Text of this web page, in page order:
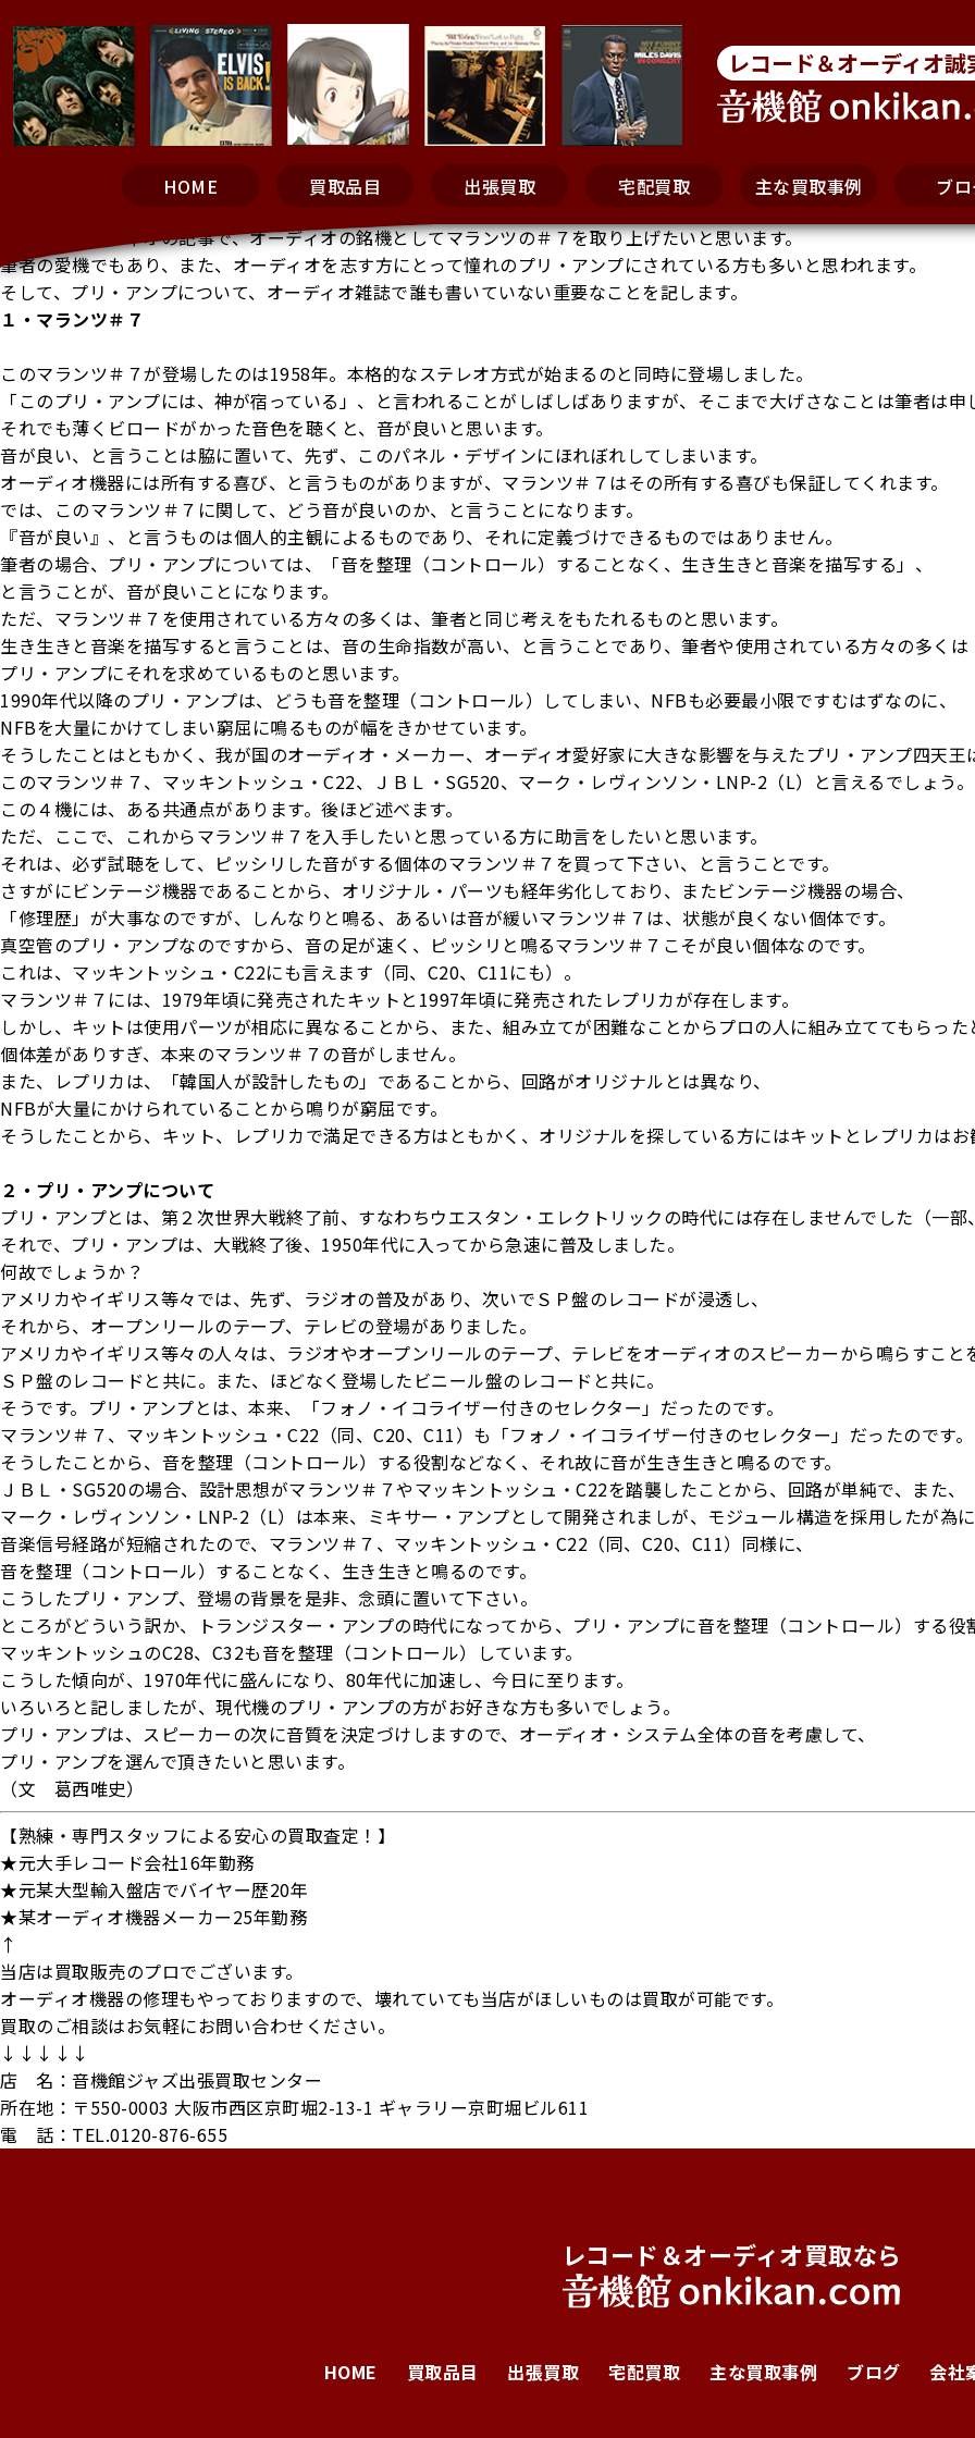
レコード＆オーディオ誠
HOME 買取品目 出張買取 宅配買取 主な買取事例
ブ
今回は、オーディオの記事で、オーディオの銘機としてマランツの＃７を取り上げたいと思います。
筆者の愛機でもあり、また、オーディオを志す方にとって憧れのプリ・アンプにされている方も多いと思われます。
そして、プリ・アンプについて、オーディオ雑誌で誰も書いていない重要なことを記します。
１・マランツ＃７
このマランツ＃７が登場したのは1958年。本格的なステレオ方式が始まるのと同時に登場しました。
「このプリ・アンプには、神が宿っている」、と言われることがしばしばありますが、そこまで大げさなことは筆者は申
それでも薄くビロードがかった音色を聴くと、音が良いと思います。
音が良い、と言うことは脇に置いて、先ず、このパネル・デザインにほれぼれしてしまいます。
オーディオ機器には所有する喜び、と言うものがありますが、マランツ＃７はその所有する喜びも保証してくれます。
では、このマランツ＃７に関して、どう音が良いのか、と言うことになります。
『音が良い』、と言うものは個人的主観によるものであり、それに定義づけできるものではありません。
筆者の場合、プリ・アンプについては、「音を整理（コントロール）することなく、生き生きと音楽を描写する」、
と言うことが、音が良いことになります。
ただ、マランツ＃７を使用されている方々の多くは、筆者と同じ考えをもたれるものと思います。
生き生きと音楽を描写すると言うことは、音の生命指数が高い、と言うことであり、筆者や使用されている方々の多くは
プリ・アンプにそれを求めているものと思います。
1990年代以降のプリ・アンプは、どうも音を整理（コントロール）してしまい、NFBも必要最小限ですむはずなのに、
NFBを大量にかけてしまい窮屈に鳴るものが幅をきかせています。
そうしたことはともかく、我が国のオーディオ・メーカー、オーディオ愛好家に大きな影響を与えたプリ・アンプ四天王
このマランツ＃７、マッキントッシュ・C22、ＪＢＬ・SG520、マーク・レヴィンソン・LNP-2（L）と言えるでしょう。
この４機には、ある共通点があります。後ほど述べます。
ただ、ここで、これからマランツ＃７を入手したいと思っている方に助言をしたいと思います。
それは、必ず試聴をして、ピッシリした音がする個体のマランツ＃７を買って下さい、と言うことです。
さすがにビンテージ機器であることから、オリジナル・パーツも経年劣化しており、またビンテージ機器の場合、
「修理歴」が大事なのですが、しんなりと鳴る、あるいは音が緩いマランツ＃７は、状態が良くない個体です。
真空管のプリ・アンプなのですから、音の足が速く、ピッシリと鳴るマランツ＃７こそが良い個体なのです。
これは、マッキントッシュ・C22にも言えます（同、C20、C11にも）。
マランツ＃７には、1979年頃に発売されたキットと1997年頃に発売されたレプリカが存在します。
しかし、キットは使用パーツが相応に異なることから、また、組み立てが困難なことからプロの人に組み立ててもらっ
個体差がありすぎ、本来のマランツ＃７の音がしません。
また、レプリカは、「韓国人が設計したもの」であることから、回路がオリジナルとは異なり、
NFBが大量にかけられていることから鳴りが窮屈です。
そうしたことから、キット、レプリカで満足できる方はともかく、オリジナルを探している方にはキットとレプリカは
２・プリ・アンプについて
プリ・アンプとは、第２次世界大戦終了前、すなわちウエスタン・エレクトリックの時代には存在しませんでした（一
それで、プリ・アンプは、大戦終了後、1950年代に入ってから急速に普及しました。
何故でしょうか？
アメリカやイギリス等々では、先ず、ラジオの普及があり、次いでＳＰ盤のレコードが浸透し、
それから、オープンリールのテープ、テレビの登場がありました。
アメリカやイギリス等々の人々は、ラジオやオープンリールのテープ、テレビをオーディオのスピーカーから鳴らすこと
ＳＰ盤のレコードと共に。また、ほどなく登場したビニール盤のレコードと共に。
そうです。プリ・アンプとは、本来、「フォノ・イコライザー付きのセレクター」だったのです。
マランツ＃７、マッキントッシュ・C22（同、C20、C11）も「フォノ・イコライザー付きのセレクター」だったのです。
そうしたことから、音を整理（コントロール）する役割などなく、それ故に音が生き生きと鳴るのです。
ＪＢＬ・SG520の場合、設計思想がマランツ＃７やマッキントッシュ・C22を踏襲したことから、回路が単純で、また、
マーク・レヴィンソン・LNP-2（L）は本来、ミキサー・アンプとして開発されましが、モジュール構造を採用したが為
音楽信号経路が短縮されたので、マランツ＃７、マッキントッシュ・C22（同、C20、C11）同様に、
音を整理（コントロール）することなく、生き生きと鳴るのです。
こうしたプリ・アンプ、登場の背景を是非、念頭に置いて下さい。
ところがどういう訳か、トランジスター・アンプの時代になってから、プリ・アンプに音を整理（コントロール）する
マッキントッシュのC28、C32も音を整理（コントロール）しています。
こうした傾向が、1970年代に盛んになり、80年代に加速し、今日に至ります。
いろいろと記しましたが、現代機のプリ・アンプの方がお好きな方も多いでしょう。
プリ・アンプは、スピーカーの次に音質を決定づけしますので、オーディオ・システム全体の音を考慮して、
プリ・アンプを選んで頂きたいと思います。
（文 葛西唯史）
【熟練・専門スタッフによる安心の買取査定！】
★元大手レコード会社16年勤務
★元某大型輸入盤店でバイヤー歴20年
★某オーディオ機器メーカー25年勤務
↑
当店は買取販売のプロでございます。
オーディオ機器の修理もやっておりますので、壊れていても当店がほしいものは買取が可能です。
買取のご相談はお気軽にお問い合わせください。
↓↓↓↓↓
店 名：音機館ジャズ出張買取センター
所在地：〒550-0003 大阪市西区京町堀2-13-1 ギャラリー京町堀ビル611
電 話：TEL.0120-876-655
レコード＆オーディオ買取なら
HOME 買取品目 出張買取 宅配買取 主な買取事例 ブログ 会社